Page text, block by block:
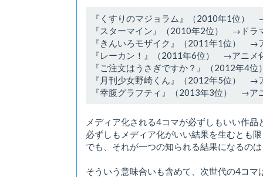
『くすりのマジョラム』（2010年1位）
『スターマイン』（2010年2位） →ドラ
『きんいろモザイク』（2011年1位） →
『レーカン！』（2011年6位） →アニメ
『ご注文はうさぎですか？』（2012年4
『月刊少女野崎くん』（2012年5位） →
『幸腹グラフティ』（2013年3位） →ア
メディア化される4コマが必ずしもいい作品
必ずしもメディア化がいい結果を生むとも
でも、それが一つの知られる結果になるの
そういう意味合いも含めて、次世代の4コ